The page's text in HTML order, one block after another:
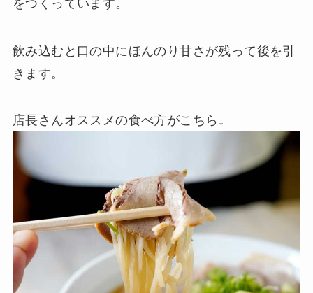
をつくっています。
飲み込むと口の中にほんのり甘さが残って後を引
きます。
店長さんオススメの食べ方がこちら↓